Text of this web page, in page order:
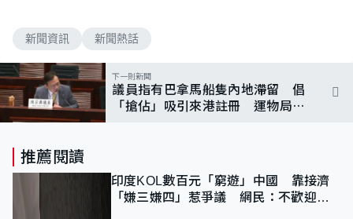
新聞資訊 新聞熱話
下一則新聞
議員指有巴拿馬船隻內地滯留 倡
「搶佔」吸引來港註冊 運物局：
推薦閱讀
印度KOL數百元「窮遊」中國 靠接濟
「嫌三嫌四」惹爭議 網民：不歡迎劣